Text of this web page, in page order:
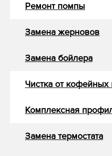
Ремонт помпы
Замена жерновов
Замена бойлера
Чистка от кофейных
Комплексная
Замена термостата